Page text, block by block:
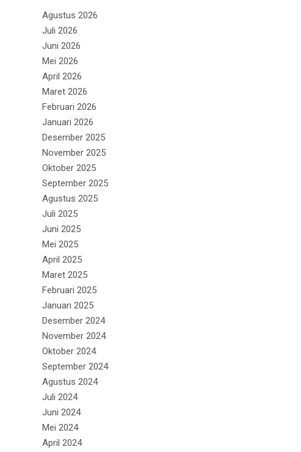
Agustus 2026
Juli 2026
Juni 2026
Mei 2026
April 2026
Maret 2026
Februari 2026
Januari 2026
Desember 2025
November 2025
Oktober 2025
September 2025
Agustus 2025
Juli 2025
Juni 2025
Mei 2025
April 2025
Maret 2025
Februari 2025
Januari 2025
Desember 2024
November 2024
Oktober 2024
September 2024
Agustus 2024
Juli 2024
Juni 2024
Mei 2024
April 2024